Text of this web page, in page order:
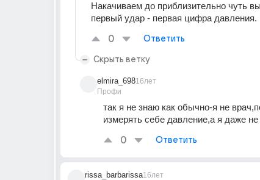
Накачиваем до приблизительно чуть
первый удар - первая цифра давления.
0 Ответить
Скрыть ветку
elmira_698
Профи
16лет
так я не знаю как обычно-я не
измерять себе давление,а я даже
0 Ответить
rissa_barbarissa16лет